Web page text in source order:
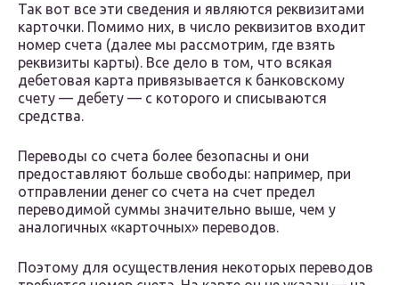
Так вот все эти сведения и являются реквизитами
карточки. Помимо них, в число реквизитов входит
номер счета (далее мы рассмотрим, где взять
реквизиты карты). Все дело в том, что всякая
дебетовая карта привязывается к банковскому
счету — дебету — с которого и списываются
средства.
Переводы со счета более безопасны и они
предоставляют больше свободы: например, при
отправлении денег со счета на счет предел
переводимой суммы значительно выше, чем у
аналогичных «карточных» переводов.
Поэтому для осуществления некоторых переводов